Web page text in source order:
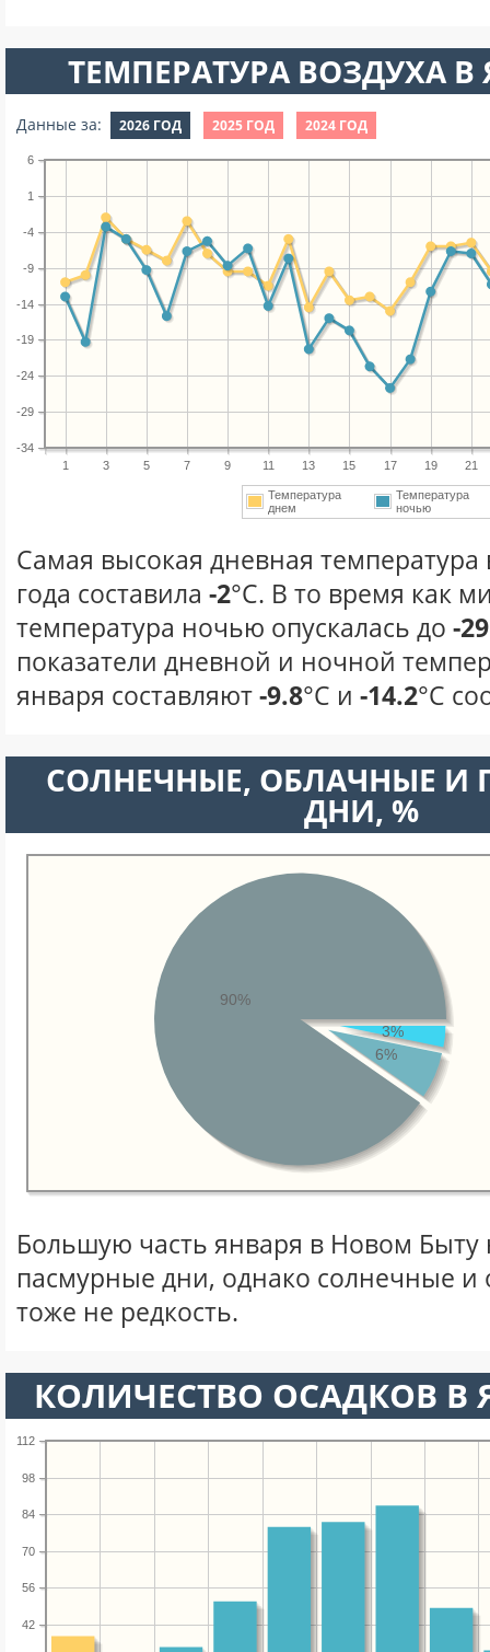
ТЕМПЕРАТУРА ВОЗДУХА В
Данные за: 2026 ГОД 2025 ГОД 2024 ГОД
1 3 5 7 9 11 13 15 17 19 21
-34
-29
-24
-19
-14
-9
-4
1
6
Температура
днем
Температура
ночью
Самая высокая дневная температура
года составила -2°С. В то время как
температура ночью опускалась до -29
показатели дневной и ночной
января составляют-9.8°С и -14.2°С
CОЛНЕЧНЫЕ, ОБЛАЧНЫЕ И
ДНИ, %
3%
6%
90%
Большую часть января в Новом
пасмурные дни, однако солнечные
тоже не редкость.
КОЛИЧЕСТВО ОСАДКОВ В
42
56
70
84
98
112